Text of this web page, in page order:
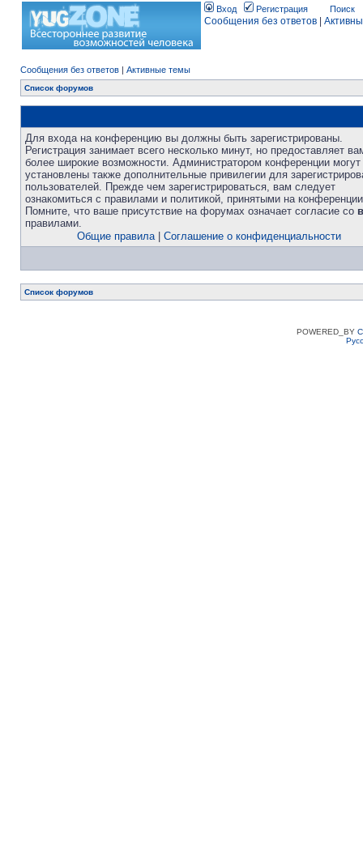
Вход Регистрация Поиск
Сообщения без ответов
Сообщения без ответов | Активные темы
Список форумов
Для входа на конференцию вы должны быть зарегистрированы.
Регистрация занимает всего несколько минут, но предоставляет
более широкие возможности. Администратором конференции
установлены также дополнительные привилегии для
пользователей. Прежде чем зарегистрироваться, вам следует
ознакомиться с правилами и политикой, принятыми на
Помните, что ваше присутствие на форумах означает согласие со
правилами.
Общие правила| Соглашение о конфиденциальности
Список форумов
POWERED_BY